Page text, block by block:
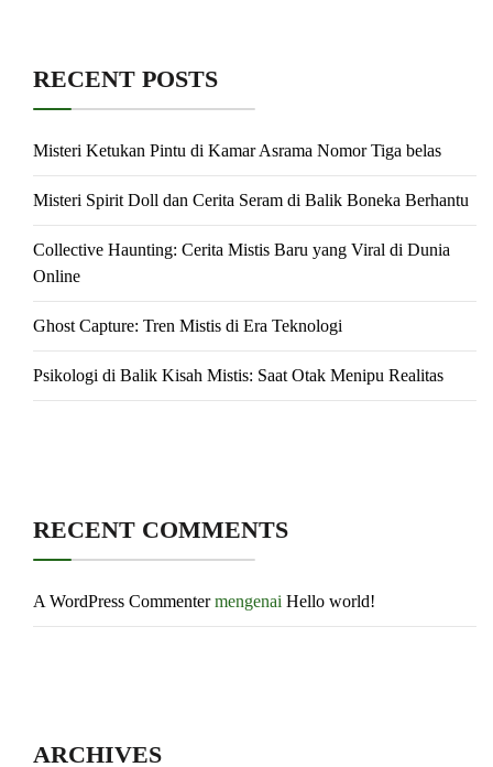
RECENT POSTS
Misteri Ketukan Pintu di Kamar Asrama Nomor Tiga belas
Misteri Spirit Doll dan Cerita Seram di Balik Boneka Berhantu
Collective Haunting: Cerita Mistis Baru yang Viral di Dunia
Online
Ghost Capture: Tren Mistis di Era Teknologi
Psikologi di Balik Kisah Mistis: Saat Otak Menipu Realitas
RECENT COMMENTS
A WordPress Commentermengenai Hello world!
ARCHIVES